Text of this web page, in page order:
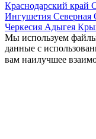
Краснодарский край
Ингушетия Северная
Черкесия Адыгея
Мы используем
данные с
вам наилучшее